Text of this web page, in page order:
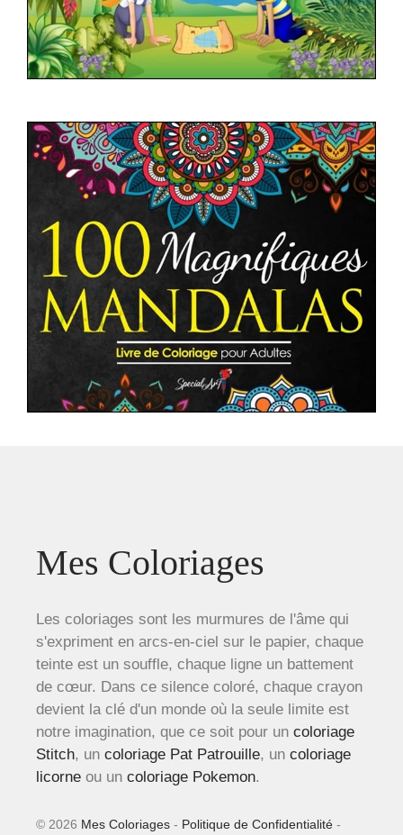
Mes Coloriages
Les coloriages sont les murmures de l'âme qui
s'expriment en arcs-en-ciel sur le papier, chaque
teinte est un souffle, chaque ligne un battement
de cœur. Dans ce silence coloré, chaque crayon
devient la clé d'un monde où la seule limite est
notre imagination, que ce soit pour un coloriage
Stitch, un coloriage Pat Patrouille, un coloriage
licorne ou un coloriage Pokemon.
© 2026 Mes Coloriages - Politique de Confidentialité -